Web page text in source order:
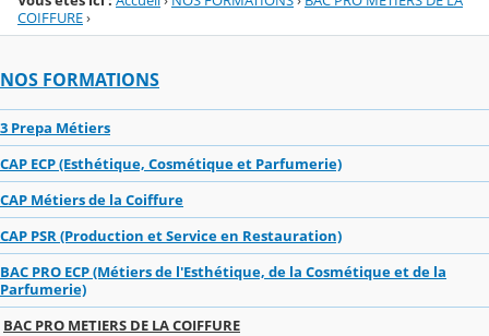
COIFFURE›
NOS FORMATIONS
3 Prepa Métiers
CAP ECP (Esthétique, Cosmétique et Parfumerie)
CAP Métiers de la Coiffure
CAP PSR (Production et Service en Restauration)
BAC PRO ECP (Métiers de l'Esthétique, de la Cosmétique et de la
Parfumerie)
BAC PRO METIERS DE LA COIFFURE